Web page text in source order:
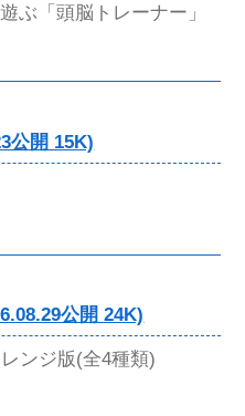
ぶ「頭脳トレーナー」
公開 15K)
公開 24K)
ンジ版(全4種類)